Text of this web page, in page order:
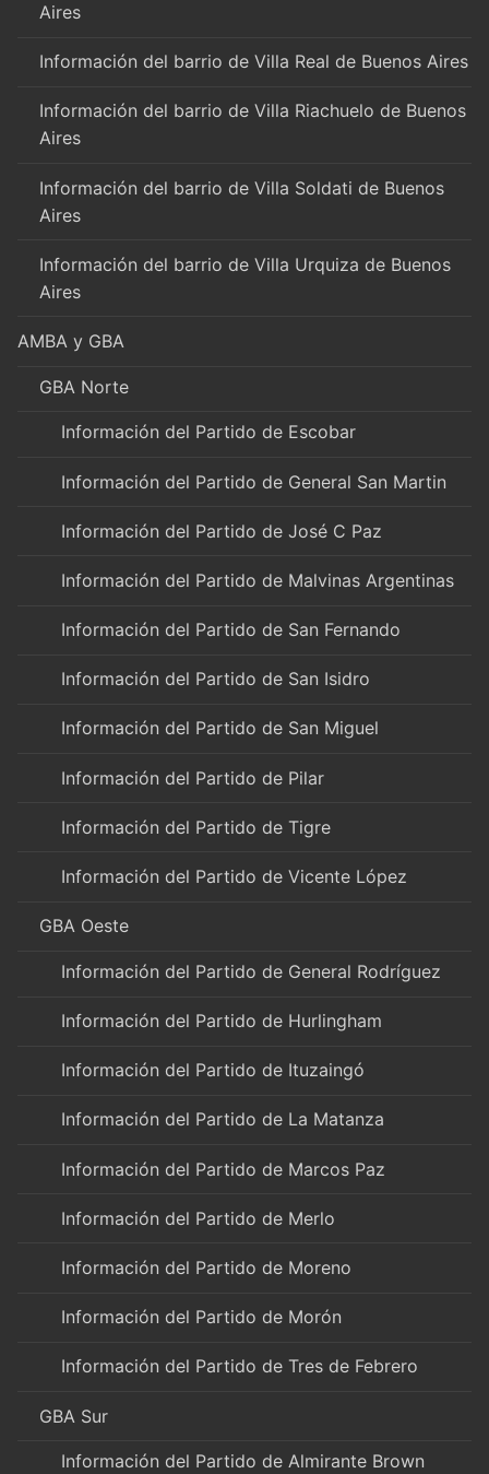
Aires
Información del barrio de Villa Real de Buenos Aires
Información del barrio de Villa Riachuelo de Buenos
Aires
Información del barrio de Villa Soldati de Buenos
Aires
Información del barrio de Villa Urquiza de Buenos
Aires
AMBA y GBA
GBA Norte
Información del Partido de Escobar
Información del Partido de General San Martin
Información del Partido de José C Paz
Información del Partido de Malvinas Argentinas
Información del Partido de San Fernando
Información del Partido de San Isidro
Información del Partido de San Miguel
Información del Partido de Pilar
Información del Partido de Tigre
Información del Partido de Vicente López
GBA Oeste
Información del Partido de General Rodríguez
Información del Partido de Hurlingham
Información del Partido de Ituzaingó
Información del Partido de La Matanza
Información del Partido de Marcos Paz
Información del Partido de Merlo
Información del Partido de Moreno
Información del Partido de Morón
Información del Partido de Tres de Febrero
GBA Sur
Información del Partido de Almirante Brown